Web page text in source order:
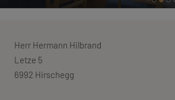
Herr Hermann Hilbrand
Letze 5
6992 Hirschegg